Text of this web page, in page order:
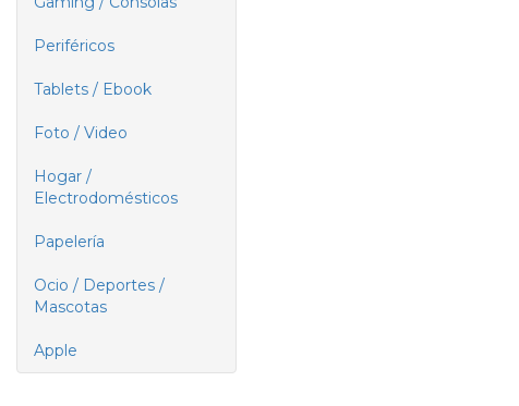
Periféricos
Tablets / Ebook
Foto / Video
Hogar /
Electrodomésticos
Papelería
Ocio / Deportes /
Mascotas
Apple